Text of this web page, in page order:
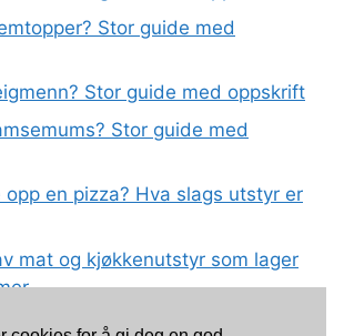
Stor guide med
Stor guide med oppskrift
Stor guide med
en pizza? Hva slags utstyr er
mat og kjøkkenutstyr som lager
at plast har matkvalitet?